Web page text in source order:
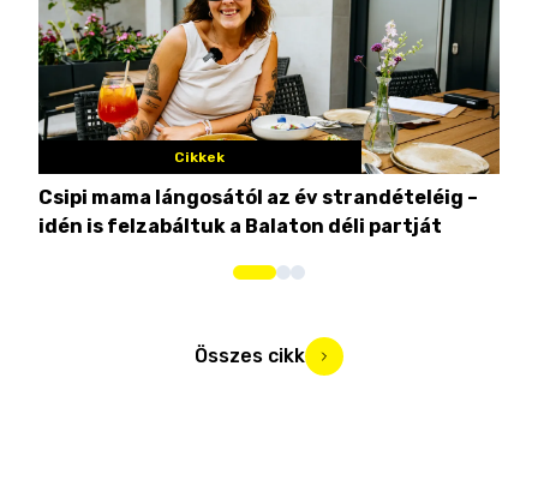
Cikkek
Csipi mama lángosától az év strandételéig –
idén is felzabáltuk a Balaton déli partját
Összes cikk